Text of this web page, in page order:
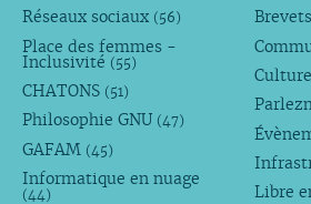
Réseaux sociaux (56)
Place des femmes -
Inclusivité (55)
CHATONS (51)
Philosophie GNU (47)
GAFAM (45)
Informatique en nuage
(44) Libre